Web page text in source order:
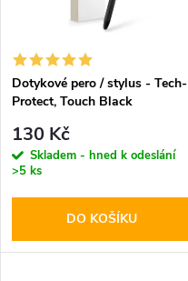
í
p
r
o
d
s
p
r
o
d
Dotykové pero / stylus - Tech-
Protect, Touch Black
130 Kč
Skladem - hned k odeslání
>5 ks
DO KOŠÍKU